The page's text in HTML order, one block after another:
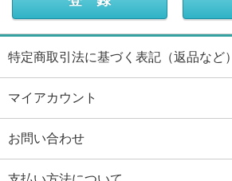
特定商取引法に基づく表記（返品など）
マイアカウント
お問い合わせ